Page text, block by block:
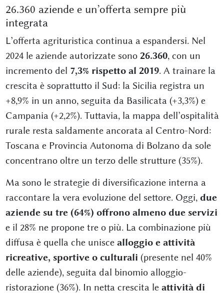
26.360 aziende e un’offerta sempre più
integrata
L’offerta agrituristica continua a espandersi. Nel
2024 le aziende autorizzate sono 26.360, con un
incremento del 7,3% rispetto al 2019. A trainare la
crescita è soprattutto il Sud: la Sicilia registra un
+8,9% in un anno, seguita da Basilicata (+3,3%) e
Campania (+2,2%). Tuttavia, la mappa dell’ospitalità
rurale resta saldamente ancorata al Centro-Nord:
Toscana e Provincia Autonoma di Bolzano da sole
concentrano oltre un terzo delle strutture (35%).
Ma sono le strategie di diversificazione interna a
raccontare la vera evoluzione del settore. Oggi, due
aziende su tre (64%) offrono almeno due servizi
e il 28% ne propone tre o più. La combinazione più
diffusa è quella che unisce alloggio e attività
ricreative, sportive o culturali (presente nel 40%
delle aziende), seguita dal binomio alloggio-
ristorazione (36%). In netta crescita le attività di